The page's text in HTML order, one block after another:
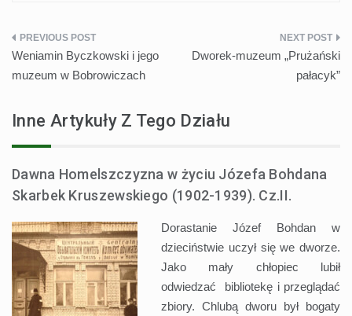
Nawigacja
wpisu
Weniamin Byczkowski i jego
muzeum w Bobrowiczach
Dworek-muzeum „Prużański
pałacyk”
Inne Artykuły Z Tego Działu
Dawna Homelszczyzna w życiu Józefa Bohdana
Skarbek Kruszewskiego (1902-1939). Cz.II.
Dorastanie Józef Bohdan w
dzieciństwie uczył się we dworze.
Jako mały chłopiec lubił
odwiedzać bibliotekę i przeglądać
zbiory. Chlubą dworu był bogaty